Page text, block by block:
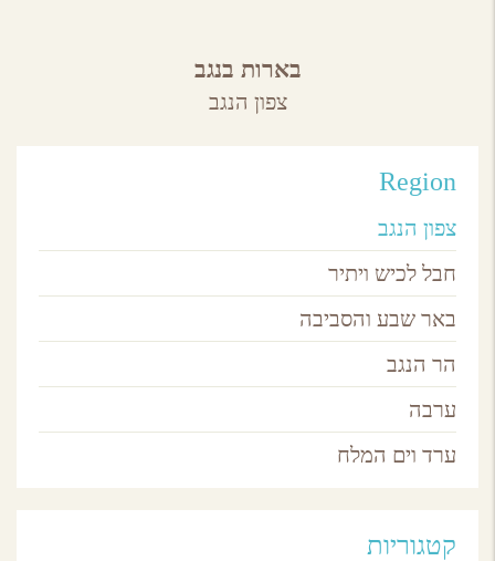
בארות בנגב
צפון הנגב
Region
צפון הנגב
חבל לכיש ויתיר
באר שבע והסביבה
הר הנגב
ערבה
ערד וים המלח
קטגוריות